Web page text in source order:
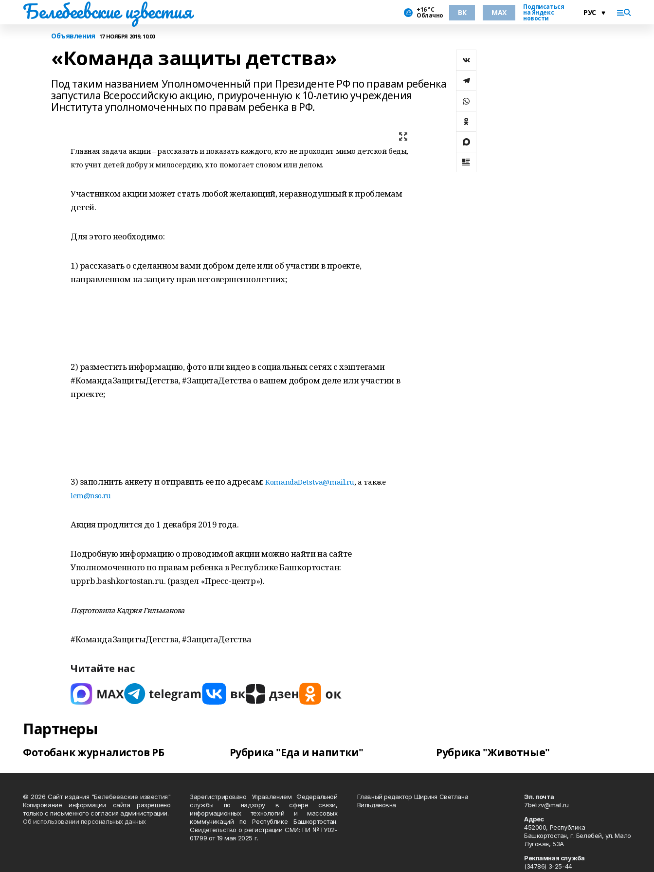
Белебеевские известия +16 °С
Облачно ВК MAX
Подписаться
на Яндекс
новости
Объявления 17 НОЯБРЯ 2019, 10:00
«Команда защиты детства»
Под таким названием Уполномоченный при Президенте РФ по правам ребенка
запустила Всероссийскую акцию, приуроченную к 10-летию учреждения
Института уполномоченных по правам ребенка в РФ.
Главная задача акции – рассказать и показать каждого, кто не проходит мимо детской беды,
кто учит детей добру и милосердию, кто помогает словом или делом.
Участником акции может стать любой желающий, неравнодушный к проблемам
детей.
Для этого необходимо:
1) рассказать о сделанном вами добром деле или об участии в проекте,
направленном на защиту прав несовершеннолетних;
2) разместить информацию, фото или видео в социальных сетях с хэштегами
#КомандаЗащитыДетства, #ЗащитаДетства о вашем добром деле или участии в
проекте;
3) заполнить анкету и отправить ее по адресам:KomandaDetstva@mail.ru, а также
lem@nso.ru
Акция продлится до 1 декабря 2019 года.
Подробную информацию о проводимой акции можно найти на сайте
Уполномоченного по правам ребенка в Республике Башкортостан:
upprb.bashkortostan.ru. (раздел «Пресс-центр»).
Подготовила Кадрия Гильманова
#КомандаЗащитыДетства, #ЗащитаДетства
Читайте нас
Партнеры
Фотобанк журналистов РБ Рубрика "Еда и напитки" Рубрика "Животные"
© 2026 Сайт издания "Белебеевские известия"
Копирование информации сайта разрешено
только с письменного согласия администрации.
Об использовании персональных данных
Зарегистрировано Управлением Федеральной
службы по надзору в сфере связи,
информационных технологий и массовых
коммуникаций по Республике Башкортостан.
Свидетельство о регистрации СМИ: ПИ №ТУ02-
01799 от 19 мая 2025 г.
Главный редактор Шириня Светлана
Вильдановна
Эл. почта
7belizv@mail.ru
Адрес
452000, Республика
Башкортостан, г. Белебей, ул. Мало
Луговая, 53А
Рекламная служба
(34786) 3-25-44